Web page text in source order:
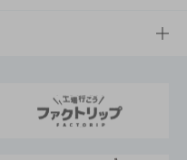
ビリティ経営